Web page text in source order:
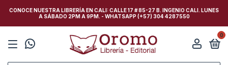
CONOCE NUESTRA LIBRERÍA EN CALI: CALLE 17 # 85-27 B. INGENIO CALI. LUNES
A SÁBADO 2PM A 9PM. - WHATSAPP (+57) 304 4287550
0